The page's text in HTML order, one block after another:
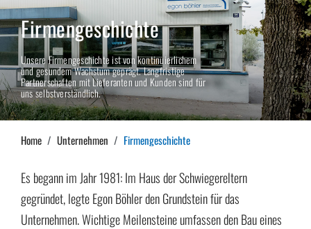
Firmengeschichte
Unsere Firmengeschichte ist von kontinuierlichem
und gesundem Wachstum geprägt. Langfristige
Partnerschaften mit Lieferanten und Kunden sind für
uns selbstverständlich.
Home Unternehmen Firmengeschichte
Es begann im Jahr 1981: Im Haus der Schwiegereltern
gegründet, legte Egon Böhler den Grundstein für das
Unternehmen. Wichtige Meilensteine umfassen den Bau eines